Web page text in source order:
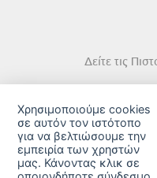
Δείτε τις
Χρησιμοποιούμε cookies
σε αυτόν τον ιστότοπο
για να βελτιώσουμε την
εμπειρία των χρηστών
μας. Κάνοντας κλικ σε